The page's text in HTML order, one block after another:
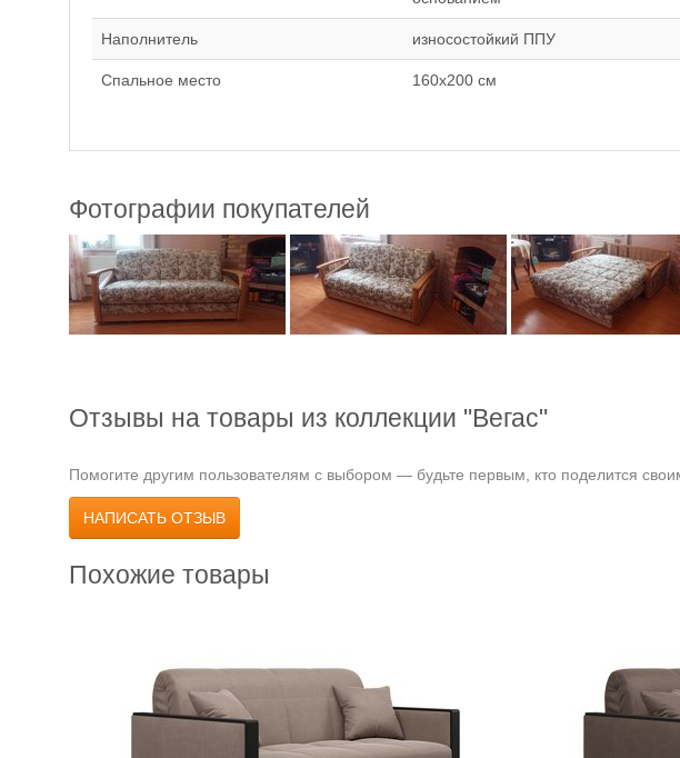
Наполнитель износостойкий ППУ
Спальное место 160х200 см
Фотографии покупателей
Отзывы на товары из коллекции "Вегас"
Помогите другим пользователям с выбором — будьте первым, кто поделится
НАПИСАТЬ ОТЗЫВ
Похожие товары